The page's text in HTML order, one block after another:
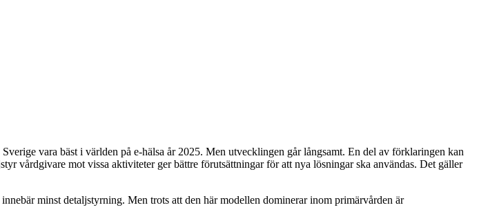
vara bäst i världen på e-hälsa år 2025. Men utvecklingen går långsamt. En del av förklaringen kan
vårdgivare mot vissa aktiviteter ger bättre förutsättningar för att nya lösningar ska användas. Det gäller
minst detaljstyrning. Men trots att den här modellen dominerar inom primärvården är